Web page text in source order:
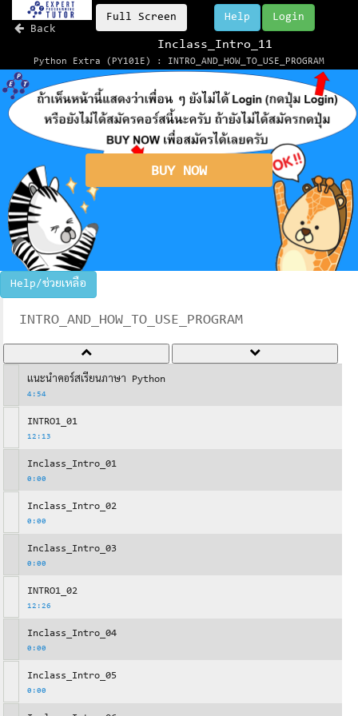
Back
Full Screen Login
Help
Inclass_Intro_11
Python Extra (PY101E) : INTRO_AND_HOW_TO_USE_PROGRAM
BUY NOW
Help/ช่วยเหลือ
INTRO_AND_HOW_TO_USE_PROGRAM
แนะนำคอร์สเรียนภาษา Python
4:54
INTRO1_01
12:13
Inclass_Intro_01
0:00
Inclass_Intro_02
0:00
Inclass_Intro_03
0:00
INTRO1_02
12:26
Inclass_Intro_04
0:00
Inclass_Intro_05
0:00